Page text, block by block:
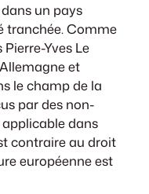
un pays
tranchée. Comme
Yves Le
et
le champ de la
par des non-
applicable dans
contraire au droit
européenne est